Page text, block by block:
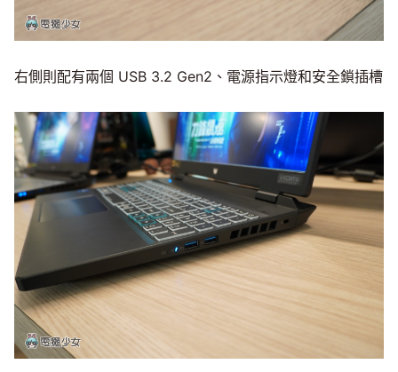
右側則配有兩個 USB 3.2 Gen2、電源指示燈和安全鎖插槽